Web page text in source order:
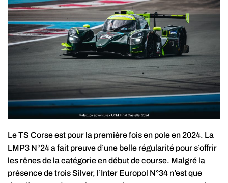
Le TS Corse est pour la première fois en pole en 2024. La
LMP3 N°24 a fait preuve d’une belle régularité pour s’offrir
les rênes de la catégorie en début de course. Malgré la
présence de trois Silver, l’Inter Europol N°34 n’est que